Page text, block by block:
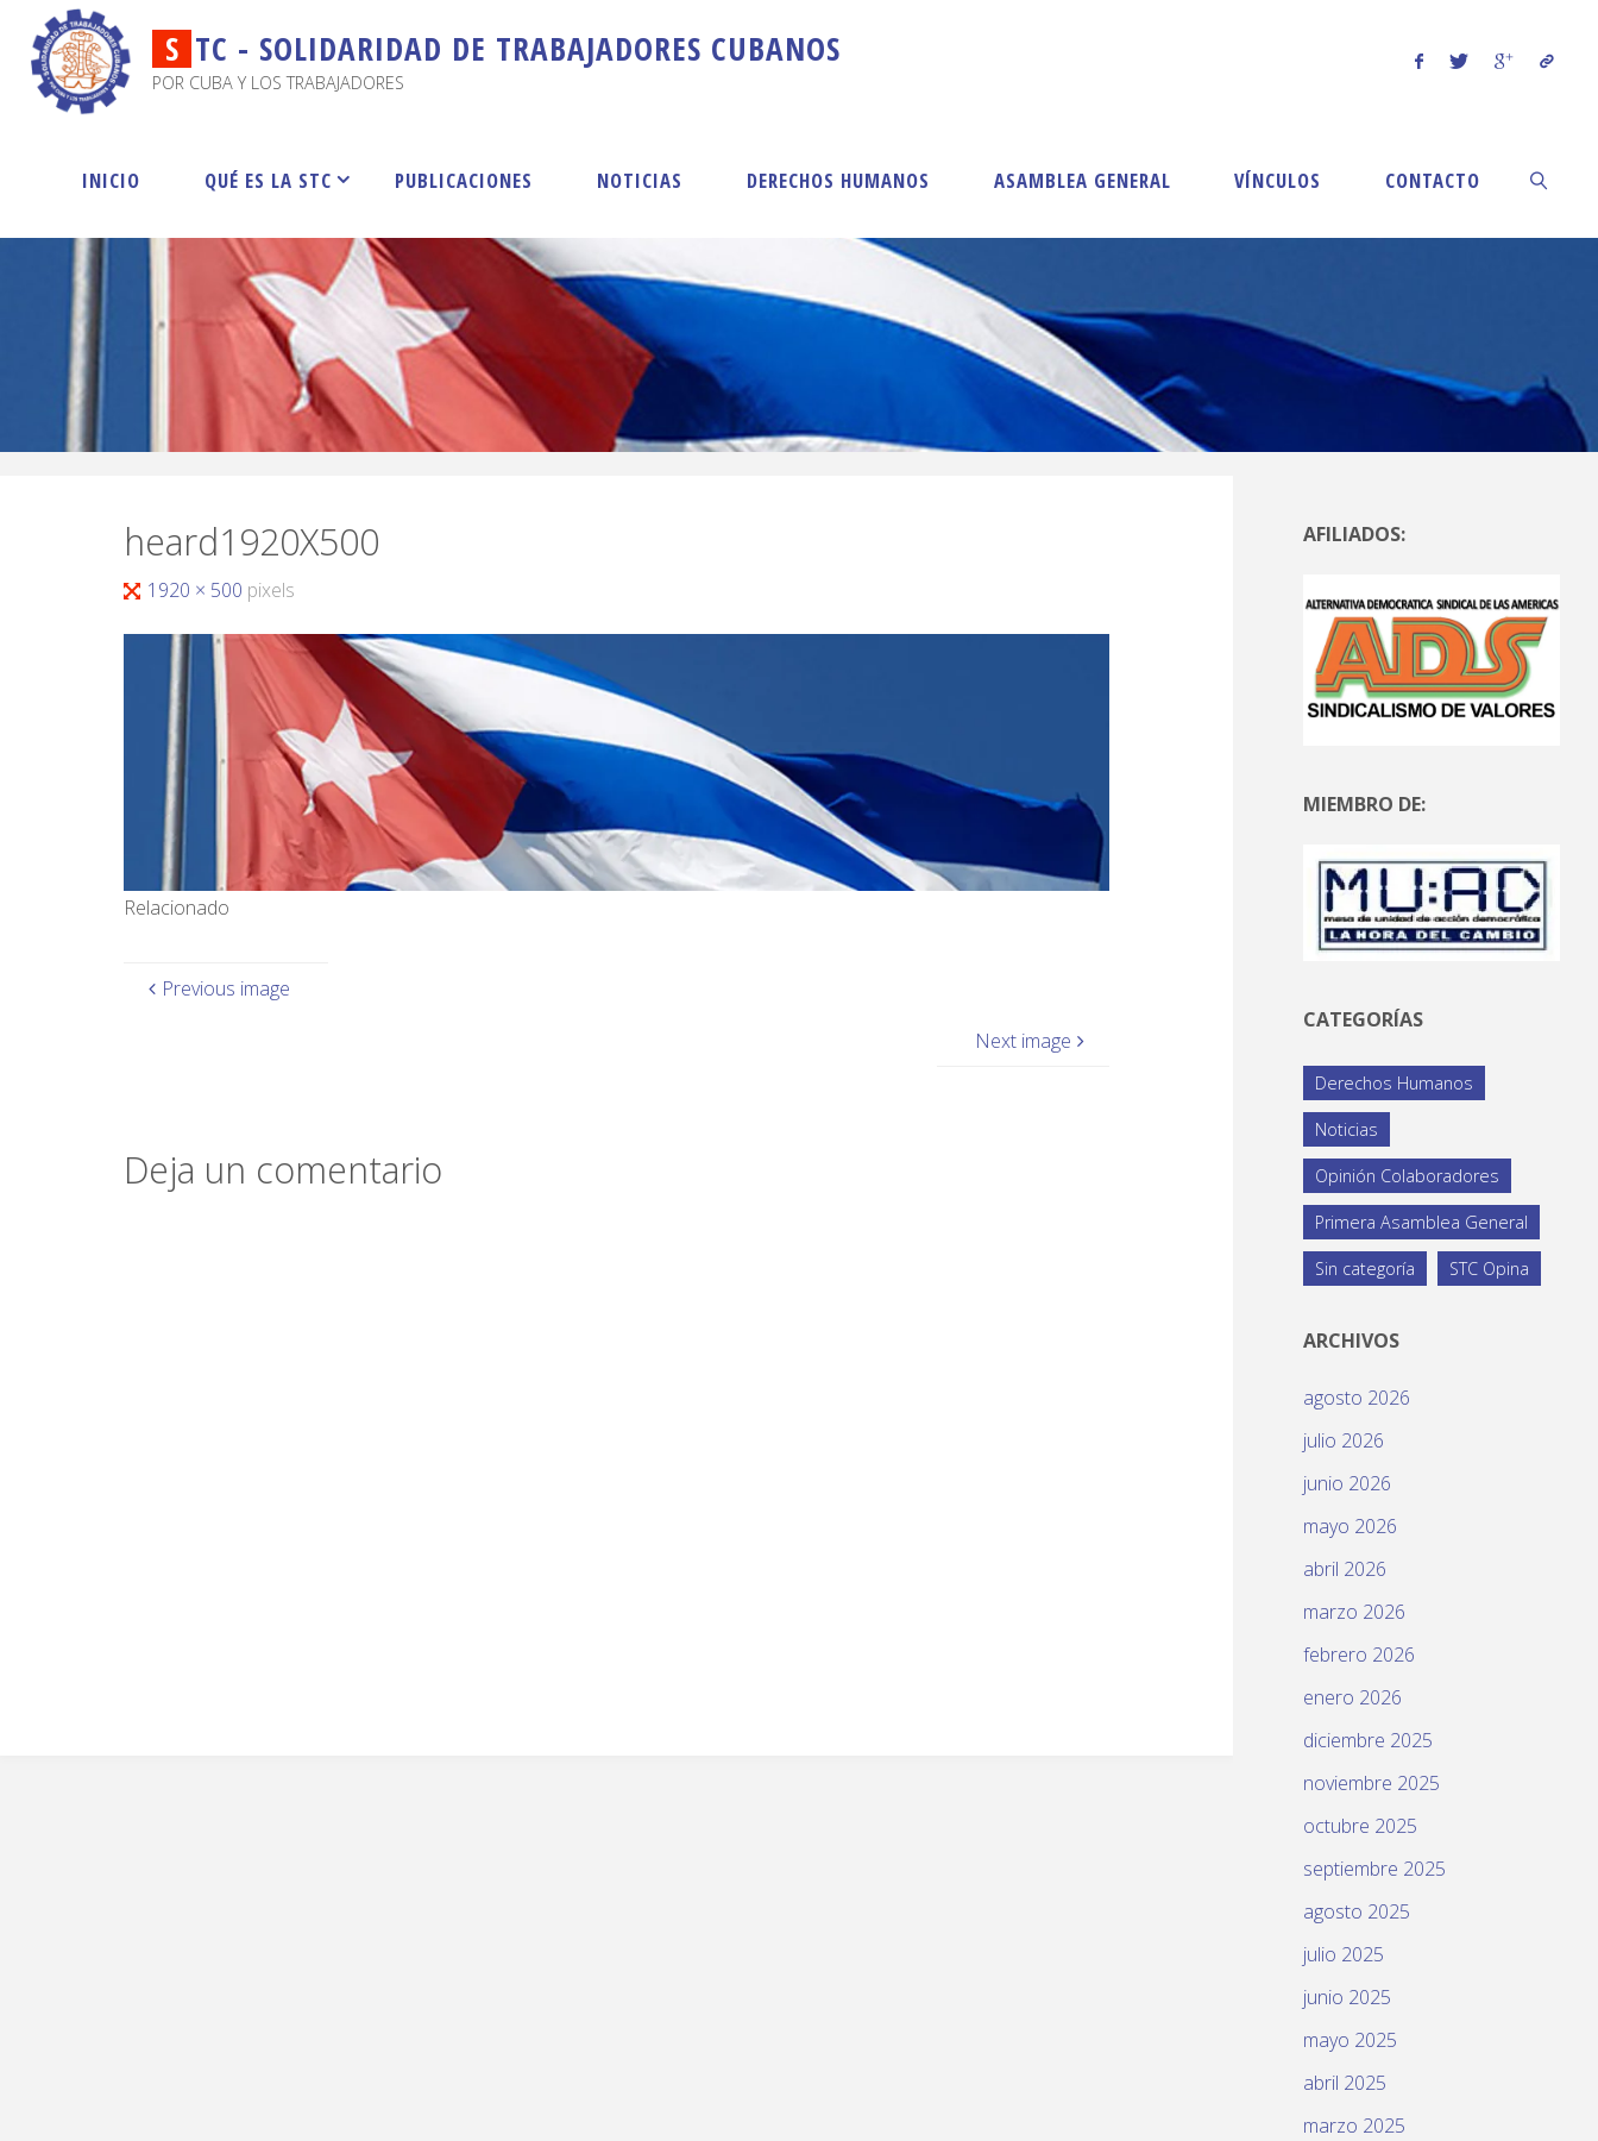
S TC - SOLIDARIDAD DE TRABAJADORES CUBANOS
POR CUBA Y LOS TRABAJADORES
INICIO QUÉ ES LA STC PUBLICACIONES NOTICIAS DERECHOS HUMANOS ASAMBLEA GENERAL VÍNCULOS CONTACTO
heard1920X500
1920 × 500 pixels
Relacionado
Previous image
Next image
Deja un comentario
AFILIADOS:
MIEMBRO DE:
CATEGORÍAS
Derechos Humanos
Noticias
Opinión Colaboradores
Primera Asamblea General
Sin categoría STC Opina
ARCHIVOS
agosto 2026
julio 2026
junio 2026
mayo 2026
abril 2026
marzo 2026
febrero 2026
enero 2026
diciembre 2025
noviembre 2025
octubre 2025
septiembre 2025
agosto 2025
julio 2025
junio 2025
mayo 2025
abril 2025
marzo 2025